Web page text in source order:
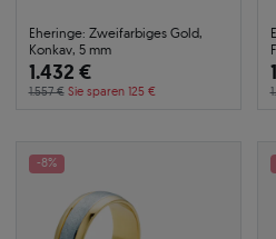
Eheringe: Zweifarbiges Gold,
Konkav, 5 mm
1.432 €
1.557 € Sie sparen 125 €
-8%